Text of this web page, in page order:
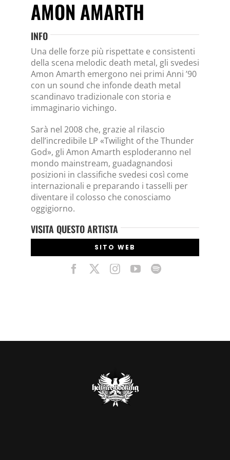
AMON AMARTH
INFO
Una delle forze più rispettate e consistenti
della scena melodic death metal, gli svedesi
Amon Amarth emergono nei primi Anni ’90
con un sound che infonde death metal
scandinavo tradizionale con storia e
immaginario vichingo.
Sarà nel 2008 che, grazie al rilascio
dell’incredibile LP «Twilight of the Thunder
God», gli Amon Amarth esploderanno nel
mondo mainstream, guadagnandosi
posizioni in classifiche svedesi così come
internazionali e preparando i tasselli per
diventare il colosso che conosciamo
oggigiorno.
VISITA QUESTO ARTISTA
SITO WEB